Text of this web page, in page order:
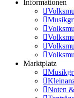
Informationen
Marktplatz
Noten